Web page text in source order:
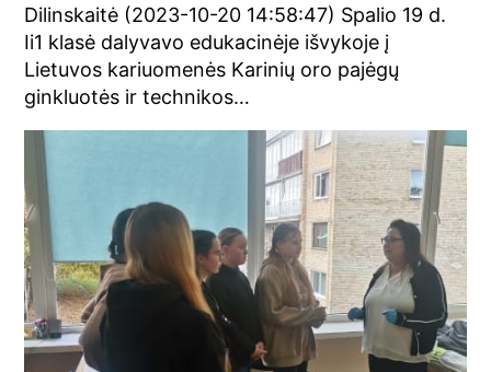
Dilinskaitė (2023-10-20 14:58:47) Spalio 19 d.
Ii1 klasė dalyvavo edukacinėje išvykoje į
Lietuvos kariuomenės Karinių oro pajėgų
ginkluotės ir technikos…